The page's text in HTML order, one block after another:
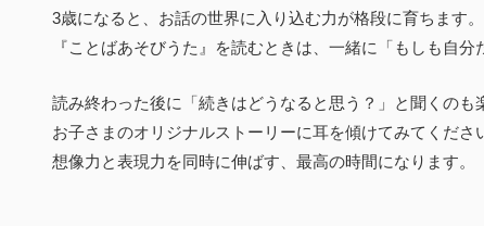
3歳になると、お話の世界に入り込む力が格段に育ちます。
『ことばあそびうた』を読むときは、一緒に「もしも自分
読み終わった後に「続きはどうなると思う？」と聞くのも
お子さまのオリジナルストーリーに耳を傾けてみてくださ
想像力と表現力を同時に伸ばす、最高の時間になります。